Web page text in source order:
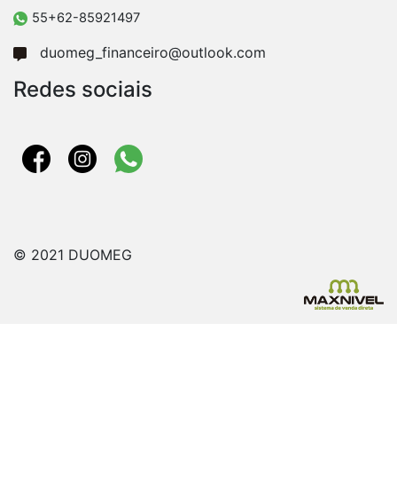
55+62-85921497
duomeg_financeiro@outlook.com
Redes sociais
© 2021 DUOMEG